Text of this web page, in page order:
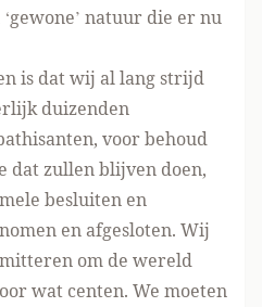
natuur die er nu
is dat wij al lang strijd
duizenden
voor behoud
dat zullen blijven doen,
besluiten en
en afgesloten. Wij
om de wereld
wat centen. We moeten